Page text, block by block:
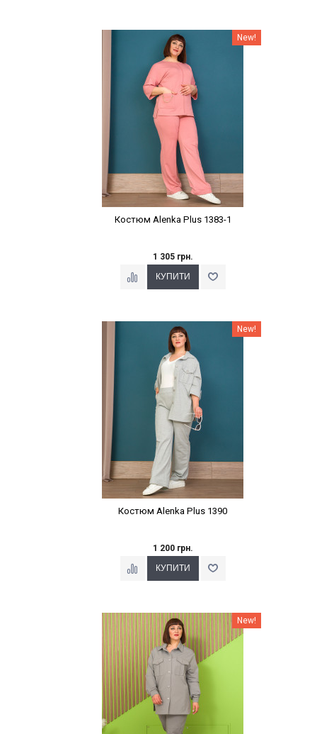
Наклейки Варіант з % New!
Костюм Alenka Plus 1383-1
1 305 грн.
Наклейки Варіант з % New!
Костюм Alenka Plus 1390
1 200 грн.
Наклейки Варіант з % New!